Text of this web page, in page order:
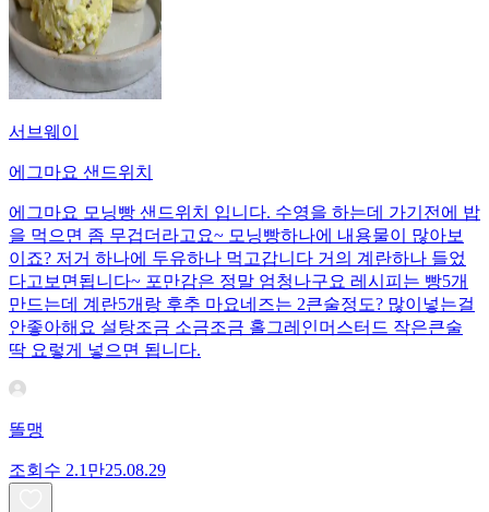
서브웨이
에그마요 샌드위치
에그마요 모닝빵 샌드위치 입니다. 수영을 하는데 가기전에 밥
을 먹으면 좀 무겁더라고요~ 모닝빵하나에 내용물이 많아보
이죠? 저거 하나에 두유하나 먹고갑니다 거의 계란하나 들었
다고보면됩니다~ 포만감은 정말 엄청나구요 레시피는 빵5개
만드는데 계란5개랑 후추 마요네즈는 2큰술정도? 많이넣는걸
안좋아해요 설탕조금 소금조금 홀그레인머스터드 작은큰술
딱 요렇게 넣으면 됩니다.
똘맹
조회수 2.1만25.08.29